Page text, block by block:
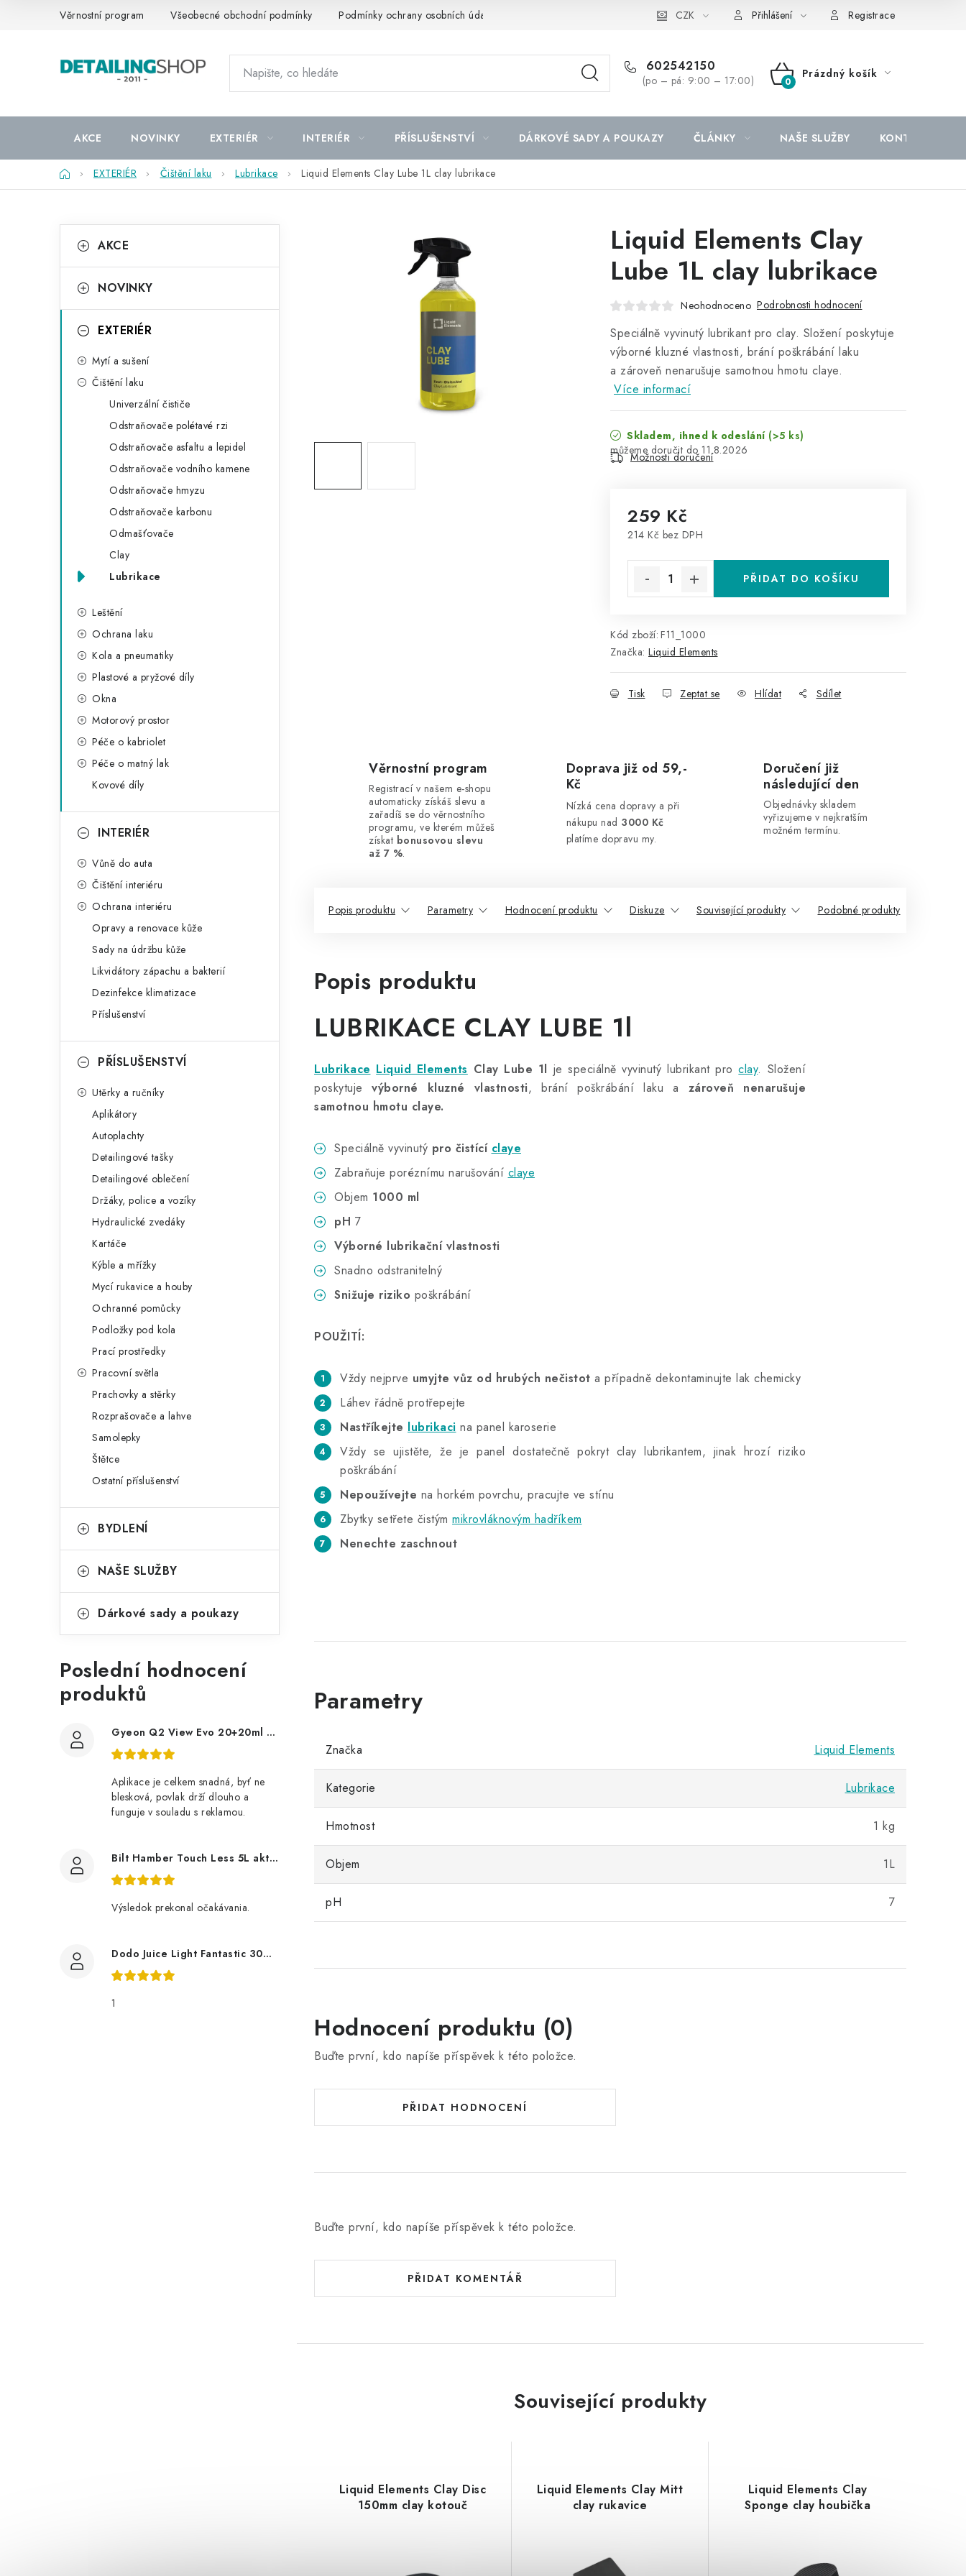
Věrnostní program Všeobecné obchodní podmínky Podmínky ochrany osobních údajů CZK Přihlášení Registrace
602542150
(po – pá: 9:00 – 17:00)
NÁKUPNÍ
Prázdný košík
AKCE NOVINKY EXTERIÉR INTERIÉR PŘÍSLUŠENSTVÍ DÁRKOVÉ SADY A POUKAZY ČLÁNKY NAŠE SLUŽBY KONTAKTY
DomůEXTERIÉR Čištění laku Lubrikace Liquid Elements Clay Lube 1L clay lubrikace
o
t
kategorie
a
e
AKCE
NOVINKY
EXTERIÉR
Mytí a sušení
Čištění laku
Univerzální čističe
Odstraňovače polétavé rzi
Odstraňovače asfaltu a lepidel
Odstraňovače vodního kamene
Odstraňovače hmyzu
Odstraňovače karbonu
Odmašťovače
Clay
Lubrikace
Leštění
Ochrana laku
Kola a pneumatiky
Plastové a pryžové díly
Okna
Motorový prostor
Péče o kabriolet
Péče o matný lak
Kovové díly
INTERIÉR
Vůně do auta
Čištění interiéru
Ochrana interiéru
Opravy a renovace kůže
Sady na údržbu kůže
Likvidátory zápachu a bakterií
Dezinfekce klimatizace
Příslušenství
PŘÍSLUŠENSTVÍ
Utěrky a ručníky
Aplikátory
Autoplachty
Detailingové tašky
Detailingové oblečení
Držáky, police a vozíky
Hydraulické zvedáky
Kartáče
Kýble a mřížky
Mycí rukavice a houby
Ochranné pomůcky
Podložky pod kola
Prací prostředky
Pracovní světla
Prachovky a stěrky
Rozprašovače a lahve
Samolepky
Štětce
Ostatní příslušenství
BYDLENÍ
NAŠE SLUŽBY
Dárkové sady a poukazy
Poslední hodnocení
produktů
Gyeon Q2 View Evo 20+20ml nanopovlak na okna
Aplikace je celkem snadná, byť ne
blesková, povlak drží dlouho a
funguje v souladu s reklamou.
Bilt Hamber Touch Less 5L aktivní pěna
Výsledok prekonal očakávania.
Dodo Juice Light Fantastic 30ml měkký vosk
1
Liquid Elements Clay
Lube 1L clay lubrikace
Neohodnoceno Podrobnosti hodnocení
Speciálně vyvinutý lubrikant pro clay. Složení poskytuje
výborné kluzné vlastnosti, brání poškrábání laku
a zároveň nenarušuje samotnou hmotu claye.
Více informací
Skladem, ihned k odeslání (>5 ks)
11.8.2026
Možnosti doručení
259 Kč
214 Kč bez DPH
PŘIDAT DO KOŠÍKU
Kód zboží: F11_1000
Značka: Liquid Elements
Tisk Zeptat se Hlídat Sdílet
Věrnostní program
Registrací v našem e-shopu
automaticky získáš slevu a
zařadíš se do věrnostního
programu, ve kterém můžeš
získat bonusovou slevu
až 7 %.
Doprava již od 59,-
Kč
Nízká cena dopravy a při
nákupu nad 3000 Kč
platíme dopravu my.
Doručení již
následující den
Objednávky skladem
vyřizujeme v nejkratším
možném termínu.
Popis produktu Parametry Hodnocení produktu Diskuze Související produkty Podobné produkty
Popis produktu
LUBRIKACE CLAY LUBE 1l
Lubrikace Liquid Elements Clay Lube 1l je speciálně vyvinutý lubrikant proclay. Složení
poskytujevýborné kluzné vlastnosti, brání poškrábání laku a zároveň nenarušuje
samotnou hmotu claye.
Speciálně vyvinutý pro čistící claye
Zabraňuje poréznímu narušování claye
Objem 1000 ml
pH 7
Výborné lubrikační vlastnosti
Snadno odstranitelný
Snižuje riziko poškrábání
POUŽITÍ:
Vždy nejprve umyjte vůz od hrubých nečistot a případně dekontaminujte lak chemicky
Láhev řádně protřepejte
Nastříkejte lubrikaci na panel karoserie
Vždy se ujistěte, že je panel dostatečně pokryt clay lubrikantem, jinak hrozí riziko
poškrábání
Nepoužívejte na horkém povrchu, pracujte ve stínu
Zbytky setřete čistým mikrovláknovým hadříkem
Nenechte zaschnout
Značka Liquid Elements
Kategorie Lubrikace
Hmotnost 1 kg
Objem 1L
pH 7
Hodnocení produktu (0)
Buďte první, kdo napíše příspěvek k této položce.
PŘIDAT HODNOCENÍ
Buďte první, kdo napíše příspěvek k této položce.
PŘIDAT KOMENTÁŘ
Související produkty
Liquid Elements Clay Disc
150mm clay kotouč
Liquid Elements Clay Mitt
clay rukavice
Liquid Elements Clay
Sponge clay houbička